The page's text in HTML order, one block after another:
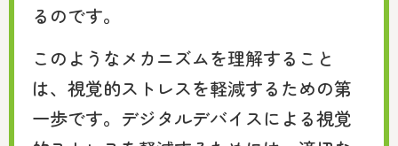
るのです。
このようなメカニズムを理解すること
は、視覚的ストレスを軽減するための第
一歩です。デジタルデバイスによる視覚